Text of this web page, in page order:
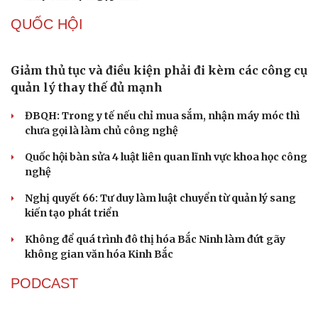
Nóng 24h ngày 8/8: Công an làm việc với bảo mẫu
bạo hành trẻ ở TP.HCM
Bổ sung thẩm quyền xử phạt vi phạm hành chính với
nhiều chức danh
Công an xử lý vụ bảo mẫu có hành vi bạo hành trẻ em tại
TP.HCM
Vua Quạt, Khánh Sky và Hồ Văn Khoa bị khởi tố
Án tử hình cho tội mua bán trái phép chất ma túy
TỔ CHỨC NHÂN SỰ